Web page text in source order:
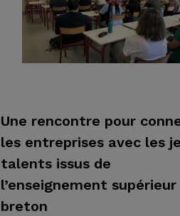
Une rencontre pour
les entreprises avec les
talents issus de
l’enseignement supérieur
breton